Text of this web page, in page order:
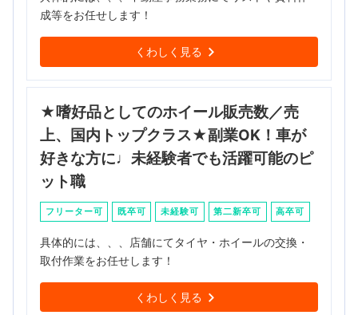
成等をお任せします！
くわしく見る
★嗜好品としてのホイール販売数／売
上、国内トップクラス★副業OK！車が
好きな方に♩未経験者でも活躍可能のピ
ット職
フリーター可 既卒可 未経験可 第二新卒可 高卒可
具体的には、、、店舗にてタイヤ・ホイールの交換・
取付作業をお任せします！
くわしく見る